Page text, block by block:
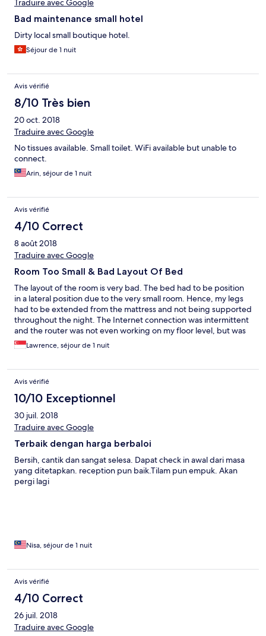
Traduire avec Google
Bad maintenance small hotel
Dirty local small boutique hotel.
Séjour de 1 nuit
Avis vérifié
8/10 Très bien
20 oct. 2018
Traduire avec Google
No tissues available. Small toilet. WiFi available but unable to
connect.
Arin, séjour de 1 nuit
Avis vérifié
4/10 Correct
8 août 2018
Traduire avec Google
Room Too Small & Bad Layout Of Bed
The layout of the room is very bad. The bed had to be position
in a lateral position due to the very small room. Hence, my legs
had to be extended from the mattress and not being supported
throughout the night. The Internet connection was intermittent
and the router was not even working on my floor level, but was
told to connect to the next floor's router. There were ants on the
dressing table.
Lawrence, séjour de 1 nuit
Avis vérifié
10/10 Exceptionnel
30 juil. 2018
Traduire avec Google
Terbaik dengan harga berbaloi
Bersih, cantik dan sangat selesa. Dapat check in awal dari masa
yang ditetapkan. reception pun baik.Tilam pun empuk. Akan
pergi lagi
Nisa, séjour de 1 nuit
Avis vérifié
4/10 Correct
26 juil. 2018
Traduire avec Google